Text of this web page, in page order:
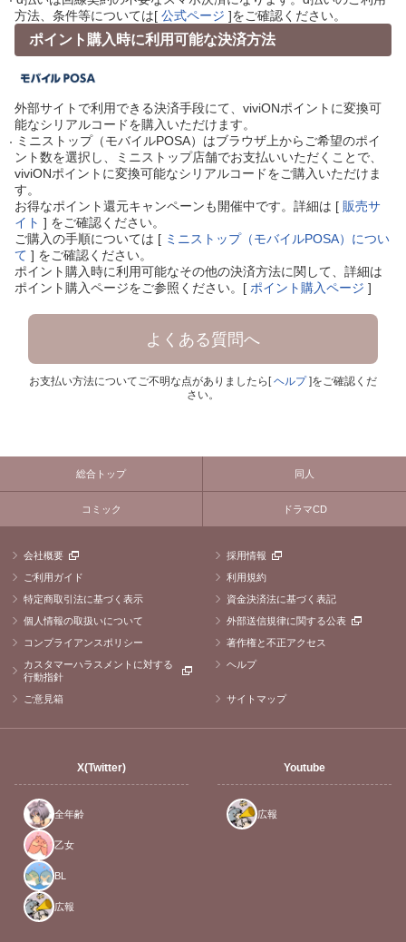
方法、条件等については[ 公式ページ ]をご確認ください。
ポイント購入時に利用可能な決済方法
外部サイトで利用できる決済手段にて、viviONポイントに変換可
能なシリアルコードを購入いただけます。
ミニストップ（モバイルPOSA）はブラウザ上からご希望のポイ
ント数を選択し、ミニストップ店舗でお支払いいただくことで、
viviONポイントに変換可能なシリアルコードをご購入いただけま
す。
お得なポイント還元キャンペーンも開催中です。詳細は [ 販売サ
イト ] をご確認ください。
ご購入の手順については [ ミニストップ（モバイルPOSA）につい
て ] をご確認ください。
ポイント購入時に利用可能なその他の決済方法に関して、詳細は
ポイント購入ページをご参照ください。[ ポイント購入ページ ]
よくある質問へ
お支払い方法についてご不明な点がありましたら[ヘルプ]をご確認くだ
さい。
総合トップ 同人
コミック ドラマCD
会社概要
採用情報
ご利用ガイド
利用規約
特定商取引法に基づく表示
資金決済法に基づく表記
個人情報の取扱いについて
外部送信規律に関する公表
コンプライアンスポリシー
著作権と不正アクセス
カスタマーハラスメントに対する
行動指針
ヘルプ
ご意見箱 サイトマップ
X(Twitter)
全年齢
乙女
BL
広報
Youtube
広報